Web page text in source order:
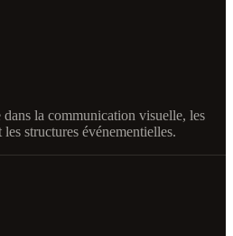
la communication visuelle, les
structures événementielles.